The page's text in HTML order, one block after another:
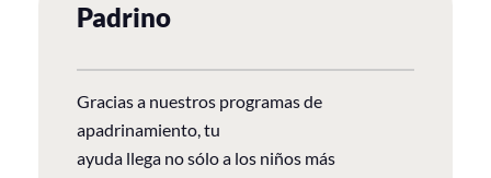
Padrino
Gracias a nuestros programas de
apadrinamiento, tu
ayuda llega no sólo a los niños más